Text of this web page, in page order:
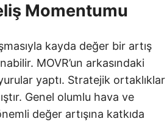
Momentumu
kayda değer bir artış
MOVR’un arkasındaki
yaptı. Stratejik ortaklıklar
Genel olumlu hava ve
değer artışına katkıda